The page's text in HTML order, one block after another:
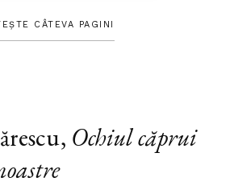
CÂTEVA PAGINI
, Ochiul căprui